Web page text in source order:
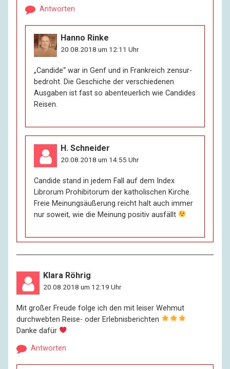
Antworten
Hanno Rinke
20.08.2018 um 12:11 Uhr
„Candide“ war in Genf und in Frankreich zensur-
bedroht. Die Geschiche der verschiedenen
Ausgaben ist fast so abenteuerlich wie Candides
Reisen.
H. Schneider
20.08.2018 um 14:55 Uhr
Candide stand in jedem Fall auf dem Index
Librorum Prohibitorum der katholischen Kirche.
Freie Meinungsäußerung reicht halt auch immer
nur soweit, wie die Meinung positiv ausfällt
Klara Röhrig
20.08.2018 um 12:19 Uhr
Mit großer Freude folge ich den mit leiser Wehmut
durchwebten Reise- oder Erlebnisberichten
Danke dafür
Antworten